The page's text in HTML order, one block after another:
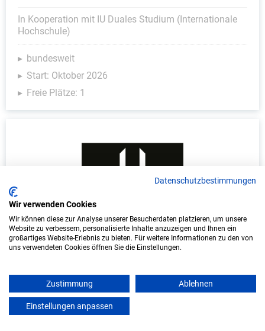
In Kooperation mit IU Duales Studium (Internationale
Hochschule)
bundesweit
Start: Oktober 2026
Freie Plätze: 1
Duales Studium Informatik (B.Sc.) am
virtuellen Campus - Lange Immo GmbH
In Kooperation mit IU Duales Studium
(Internationale Hochschule)
Datenschutzbestimmungen
Wir verwenden Cookies
Wir können diese zur Analyse unserer Besucherdaten platzieren, um unsere
Website zu verbessern, personalisierte Inhalte anzuzeigen und Ihnen ein
großartiges Website-Erlebnis zu bieten. Für weitere Informationen zu den von
uns verwendeten Cookies öffnen Sie die Einstellungen.
Zustimmung Ablehnen
Einstellungen anpassen